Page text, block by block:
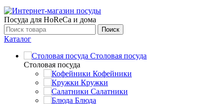
Посуда для HoReCa и дома
Поиск
Каталог
Столовая посуда
Столовая посуда
Кофейники
Кружки
Салатники
Блюда